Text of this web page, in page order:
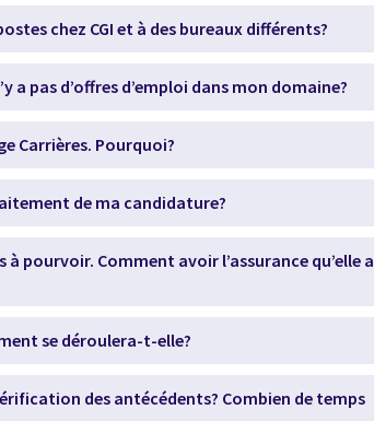
chez CGI et à des bureaux différents?
a pas d’offres d’emploi dans mon domaine?
Carrières. Pourquoi?
de ma candidature?
pourvoir. Comment avoir l’assurance qu’elle a
se déroulera-t-elle?
des antécédents? Combien de temps